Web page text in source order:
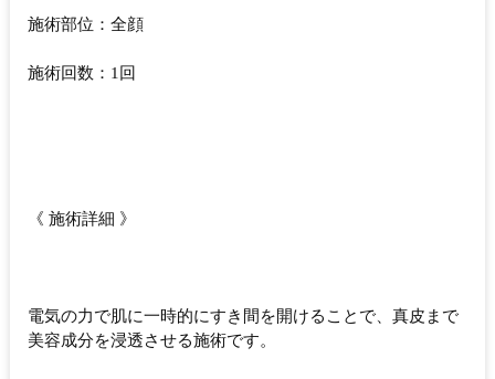
施術部位：全顔
施術回数：1回
《 施術詳細 》
電気の力で肌に一時的にすき間を開けることで、真皮まで
美容成分を浸透させる施術です。